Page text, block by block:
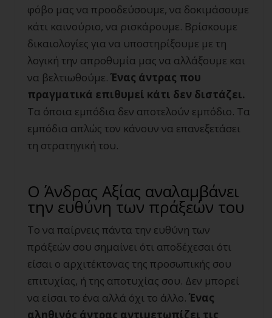
φόβο μας να προοδεύσουμε, να δοκιμάσουμε
κάτι καινούριο, να ρισκάρουμε. Βρίσκουμε
δικαιολογίες για να υποστηρίξουμε με τη
λογική την απροθυμία μας να αλλάξουμε και
να βελτιωθούμε. Ένας άντρας που
πραγματικά επιθυμεί κάτι δεν διστάζει.
Τα όποια εμπόδια δεν αποτελούν εμπόδιο. Τα
εμπόδια απλώς τον κάνουν να επανεξετάσει
τη στρατηγική του.
Ο Άνδρας Αξίας αναλαμβάνει
την ευθύνη των πράξεών του
Το να παίρνεις πάντα την ευθύνη των
πράξεών σου σημαίνει ότι αποδέχεσαι ότι
είσαι ο αρχιτέκτονας της προσωπικής σου
επιτυχίας, ή της αποτυχίας σου. Δεν μπορεί
να είσαι το ένα αλλά όχι το άλλο. Ένας
αληθινός άντρας αντιμετωπίζει τις